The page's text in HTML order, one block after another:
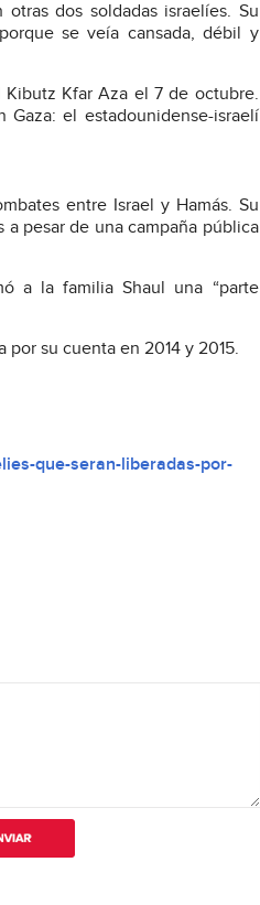
dos soldadas israelíes. Su
se veía cansada, débil y
Kibutz Kfar Aza el 7 de octubre.
el estadounidense-israelí
entre Israel y Hamás. Su
pesar de una campaña pública
a la familia Shaul una “parte
su cuenta en 2014 y 2015.
que-seran-liberadas-por-